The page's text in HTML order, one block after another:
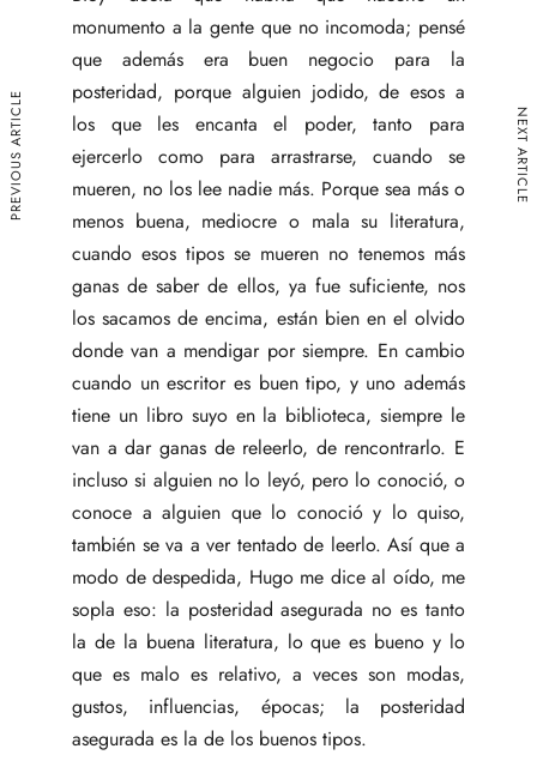
monumento a la gente que no incomoda; pensé
que además era buen negocio para la
posteridad, porque alguien jodido, de esos a
los que les encanta el poder, tanto para
ejercerlo como para arrastrarse, cuando se
mueren, no los lee nadie más. Porque sea más o
menos buena, mediocre o mala su literatura,
cuando esos tipos se mueren no tenemos más
ganas de saber de ellos, ya fue suficiente, nos
los sacamos de encima, están bien en el olvido
donde van a mendigar por siempre. En cambio
cuando un escritor es buen tipo, y uno además
tiene un libro suyo en la biblioteca, siempre le
van a dar ganas de releerlo, de rencontrarlo. E
incluso si alguien no lo leyó, pero lo conoció, o
conoce a alguien que lo conoció y lo quiso,
también se va a ver tentado de leerlo. Así que a
modo de despedida, Hugo me dice al oído, me
sopla eso: la posteridad asegurada no es tanto
la de la buena literatura, lo que es bueno y lo
que es malo es relativo, a veces son modas,
gustos, influencias, épocas; la posteridad
asegurada es la de los buenos tipos.
PREVIOUS ARTICLE NEXT ARTICLE